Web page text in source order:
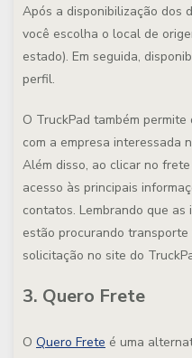
Após a disponibilização dos
você escolha o local de
estado). Em seguida,
perfil.
O TruckPad também
com a empresa interessada
Além disso, ao clicar no
acesso às principais
contatos. Lembrando que
estão procurando
solicitação no site do
3. Quero Frete
O Quero Frete é uma